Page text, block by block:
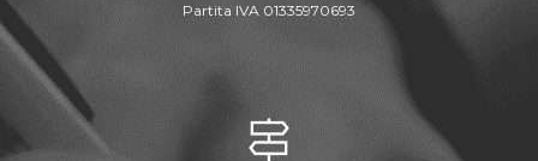
Partita IVA 01335970693